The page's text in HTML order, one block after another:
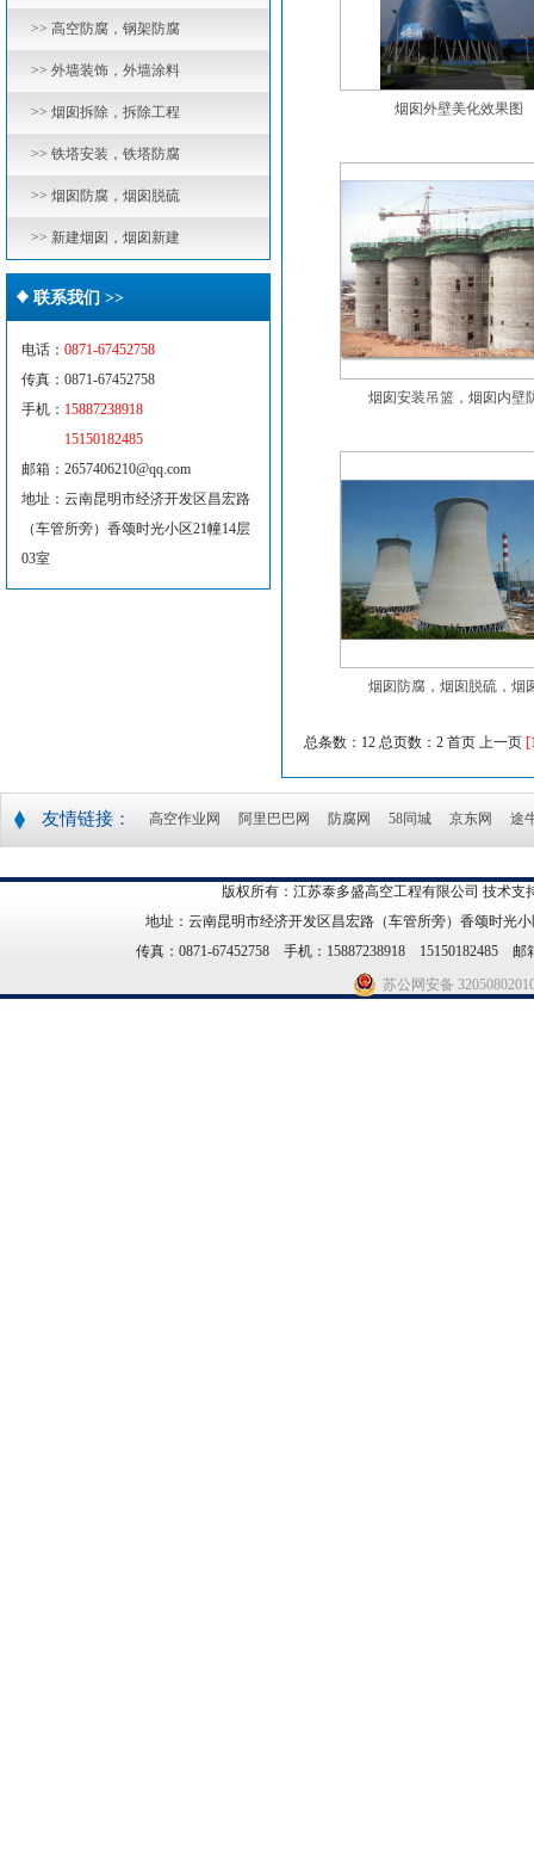
>> 高空防腐，钢架防腐
>> 外墙装饰，外墙涂料
>> 烟囱拆除，拆除工程
>> 铁塔安装，铁塔防腐
>> 烟囱防腐，烟囱脱硫
>> 新建烟囱，烟囱新建
联系我们 >>
电话： 0871-67452758
传真：0871-67452758
手机： 15887238918
15150182485
邮箱：2657406210@qq.com
地址：云南昆明市经济开发区昌宏路
（车管所旁）香颂时光小区21幢14层
03室
烟囱外壁美化效果图
烟囱安装吊篮，烟囱内壁
烟囱防腐，烟囱脱硫，烟
总条数：12 总页数：2 首页 上一页
友情链接： 高空作业网 阿里巴巴网 防腐网 58同城 京东网 途
版权所有：江苏泰多盛高空工程有限公司 技术支
地址：云南昆明市经济开发区昌宏路（车管所旁）香颂时光
传真：0871-67452758 手机：15887238918 15150182485 邮
苏公网安备